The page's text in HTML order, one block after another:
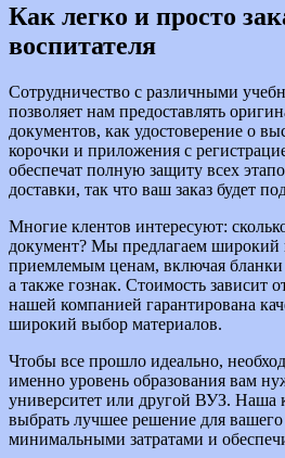
Как легко и просто
воспитателя
Сотрудничество с различными
позволяет нам предоставлять
документов, как удостоверение о
корочки и приложения с
обеспечат полную защиту всех
доставки, так что ваш заказ будет
Многие клентов интересуют:
документ? Мы предлагаем
приемлемым ценам, включая бланки
а также гознак. Стоимость зависит
нашей компанией гарантирована
широкий выбор материалов.
Чтобы все прошло идеально,
именно уровень образования вам
университет или другой ВУЗ. Наша
выбрать лучшее решение для
минимальными затратами и